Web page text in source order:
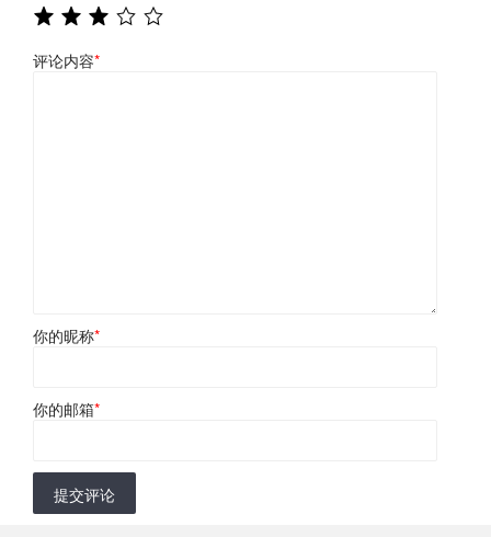
评论内容*
你的昵称*
你的邮箱*
提交评论